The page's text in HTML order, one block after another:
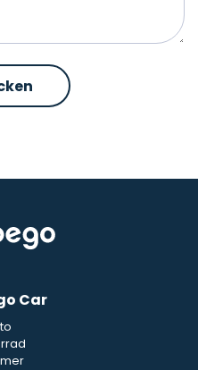
Car